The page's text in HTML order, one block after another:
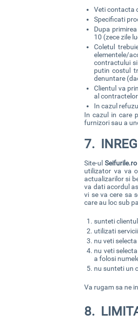
Veti contacta
Specificati
Dupa
10 (zece zile
Coletul
elementele/
contractului
putin costul
denuntare
Clientul va
al
In cazul
In cazul in care
furnizori sau a
7.
Site-ulSeifurile.ro
utilizator va va
actualizarilor si
va dati acordul
vi se va cere sa
care au loc sub
sunteti
utilizati
nu veti
nu veti
a folosi
nu sunteti un
Va rugam sa ne
8.